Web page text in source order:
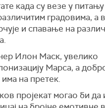
када су везе у
градовима, а
и спавање на
Илон Маск, увелико
Марса, а
има на претек.
пројекат могао би да